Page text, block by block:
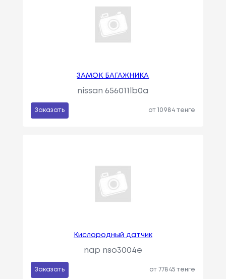
ЗАМОК БАГАЖНИКА
nissan 656011lb0a
Заказать от 10984 тенге
Кислородный датчик
nap nso3004e
Заказать от 77845 тенге